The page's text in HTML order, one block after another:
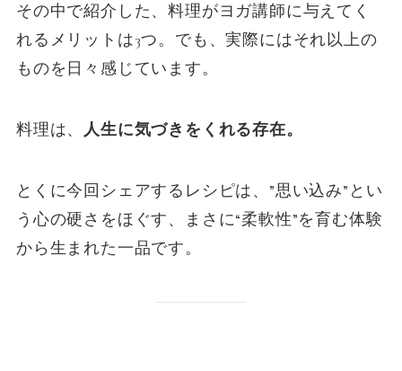
その中で紹介した、料理がヨガ講師に与えてく
れるメリットは3つ。でも、実際にはそれ以上の
ものを日々感じています。
料理は、 人生に気づきをくれる存在。
とくに今回シェアするレシピは、”思い込み”とい
う心の硬さをほぐす、まさに“柔軟性”を育む体験
から生まれた一品です。